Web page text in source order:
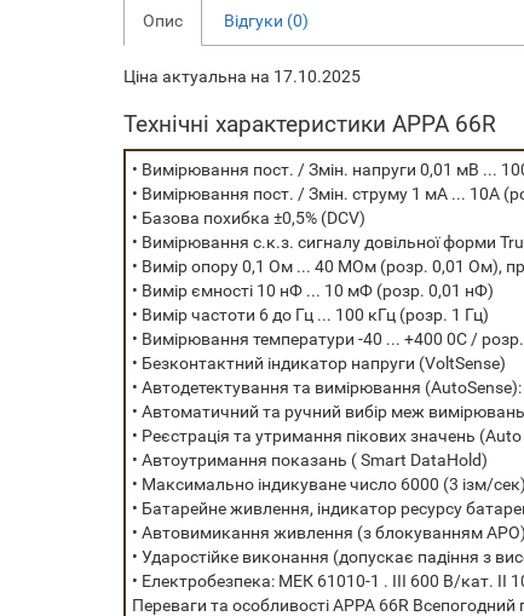
Опис Відгуки (0)
Ціна актуальна на 17.10.2025
Технічні характеристики APPA 66R
• Вимірювання пост. / Змін. напруги 0,01 мВ ...
• Вимірювання пост. / Змін. струму 1 мА ... 10А
• Базова похибка ±0,5% (DCV)
• Вимірювання с.к.з. сигналу довільної форми
• Вимір опору 0,1 Ом ... 40 МОм (розр. 0,01 Ом),
• Вимір ємності 10 нФ ... 10 мФ (розр. 0,01 нФ)
• Вимір частоти 6 до Гц ... 100 кГц (розр. 1 Гц)
• Вимірювання температури -40 ... +400 0С /
• Безконтактний індикатор напруги (VoltSense)
• Автодетектування та вимірювання
• Автоматичний та ручний вибір меж вимірювань
• Реєстрація та утримання пікових значень
• Автоутримання показань ( Smart DataHold)
• Максимально індикуване число 6000 (3 ізм/сек)
• Батарейне живлення, індикатор ресурсу
• Автовимикання живлення (з блокуванням APO)
• Ударостійке виконання (допускає падіння з
• Електробезпека: МЕК 61010-1 . III 600 В/кат. II
Переваги та особливості APPA 66R Всепогодний